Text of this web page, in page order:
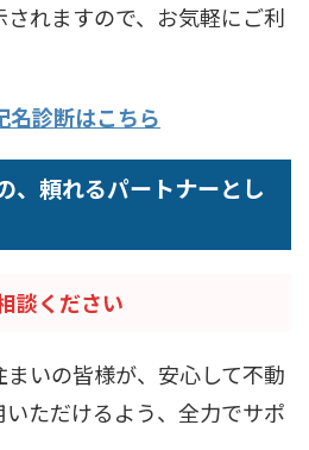
れますので、お気軽にご利
名診断はこちら
、頼れるパートナーとし
談ください
いの皆様が、安心して不動
ただけるよう、全力でサポ